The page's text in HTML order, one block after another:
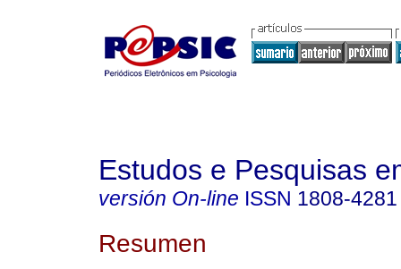
Estudos e Pesquisas
versión On-line ISSN 1808-4281
Resumen